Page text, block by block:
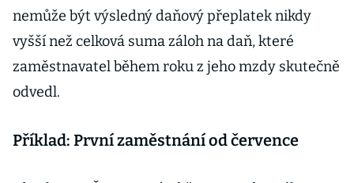
nemůže být výsledný daňový přeplatek nikdy
vyšší než celková suma záloh na daň, které
zaměstnavatel během roku z jeho mzdy skutečně
odvedl.
Příklad: První zaměstnání od července